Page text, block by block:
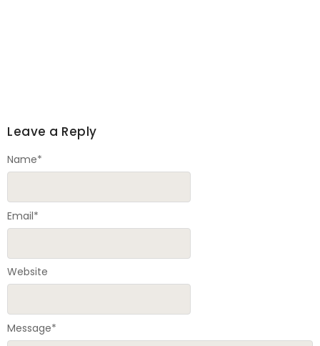
Leave a Reply
Message*
Name*
Email*
Website